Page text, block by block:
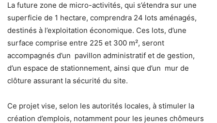
La future zone de micro-activités, qui s’étendra sur une
superficie de 1 hectare, comprendra 24 lots aménagés,
destinés à l’exploitation économique. Ces lots, d’une
surface comprise entre 225 et 300 m², seront
accompagnés d’un pavillon administratif et de gestion,
d’un espace de stationnement, ainsi que d’un mur de
clôture assurant la sécurité du site.
Ce projet vise, selon les autorités locales, à stimuler la
création d’emplois, notamment pour les jeunes chômeurs